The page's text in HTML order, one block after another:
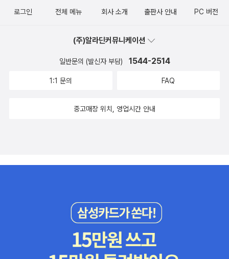
친 개가 동네를 어슬렁 거린다면 어찌해야 할까요?노신은 물에 빠진
다.노신이 말한 미친 개란 돈과 권력에 눈이 멀어 사람을 무는 미친 개
었던 분들이 계셔서 정말 다행입니다.3.1절이 있는 이 계절에 고개 깊
이 숙여서 경의를 표합니다!
다. 어린이를 눈꼽만큼도 안 살피는 이들이 군수요 공무원이요 이장
까? 이런 으리으리한 이름을 꼭 붙여야 할까? 그저 ‘한 사람’을 바라
보면서 ‘작은 이웃’을 들여다보는 ‘살림읽기(역사읽기)’는 안 팔리는
“말꽃 짓는 책숲, 숲노래”라는 이름으로 시골인 전남 고흥에서 서재
‘이오덕 어른 유고’를 갈무리했습니다. 《선생님, 우리말이 뭐예요?》,
니다. blog.naver.com/hbooklove
로그인 전체 메뉴 회사 소개 출판사 안내 PC 버전
(주)알라딘커뮤니케이션
일반문의 (발신자 부담) 1544-2514
1:1 문의 FAQ
중고매장 위치, 영업시간 안내